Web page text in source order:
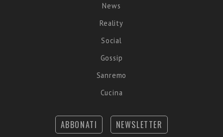
News
Reality
Social
Gossip
Sanremo
Cucina
ABBONATI NEWSLETTER